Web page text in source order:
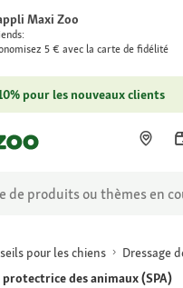
Maxi Zoo
5 € avec la carte de fidélité
pour les nouveaux clients
pour les chiens
Dressage
protectrice des animaux (SPA)